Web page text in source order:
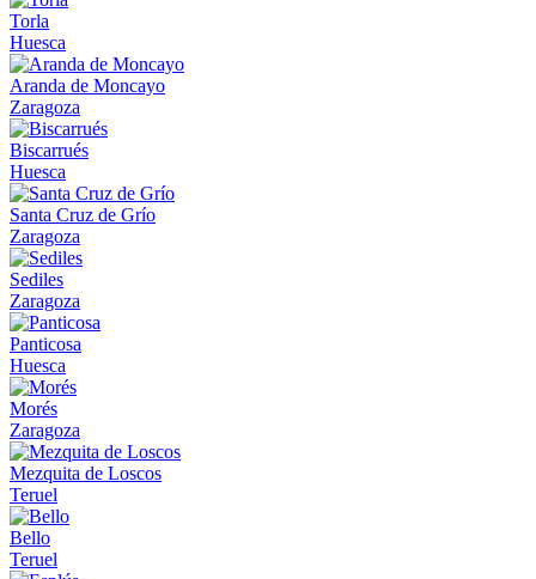
Torla
Huesca
Aranda de Moncayo
Zaragoza
Biscarrués
Huesca
Santa Cruz de Grío
Zaragoza
Sediles
Zaragoza
Panticosa
Huesca
Morés
Zaragoza
Mezquita de Loscos
Teruel
Bello
Teruel